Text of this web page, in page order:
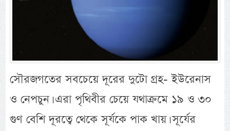
সৌরজগতের সবচেয়ে দূরের দুটো গ্রহ- ইউরেনাস
ও নেপচুন। এরা পৃথিবীর চেয়ে যথাক্রমে ১৯ ও ৩০
গুণ বেশি দূরত্বে থেকে সূর্যকে পাক খায়। সূর্যের